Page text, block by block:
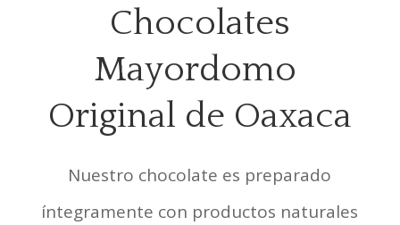
Chocolates
Mayordomo
Original de Oaxaca
Nuestro chocolate es preparado
íntegramente con productos naturales